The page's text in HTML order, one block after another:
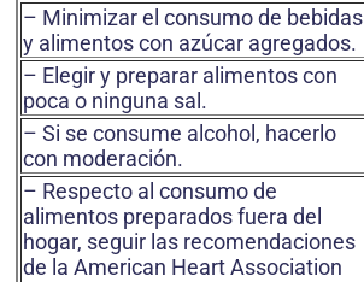
– Minimizar el consumo de bebidas
y alimentos con azúcar agregados.
– Elegir y preparar alimentos con
poca o ninguna sal.
– Si se consume alcohol, hacerlo
con moderación.
– Respecto al consumo de
alimentos preparados fuera del
hogar, seguir las recomendaciones
de la American Heart Association